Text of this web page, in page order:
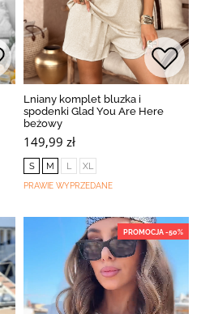
Lniany komplet bluzka i
spodenki Glad You Are Here
beżowy
149,99 zł
S M L XL
PRAWIE WYPRZEDANE
PROMOCJA -50%